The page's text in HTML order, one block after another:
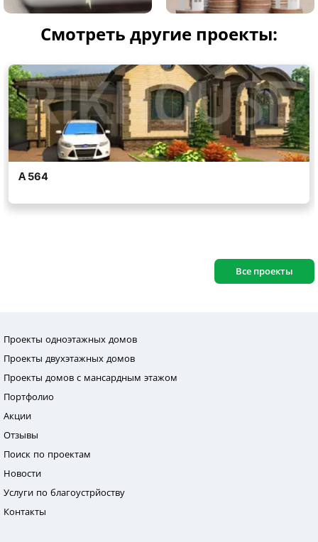
Смотреть другие проекты:
Все проекты
Проекты одноэтажных домов
Проекты двухэтажных домов
Проекты домов с мансардным этажом
Портфолио
Акции
Отзывы
Поиск по проектам
Новости
Услуги по благоустрйоству
Контакты